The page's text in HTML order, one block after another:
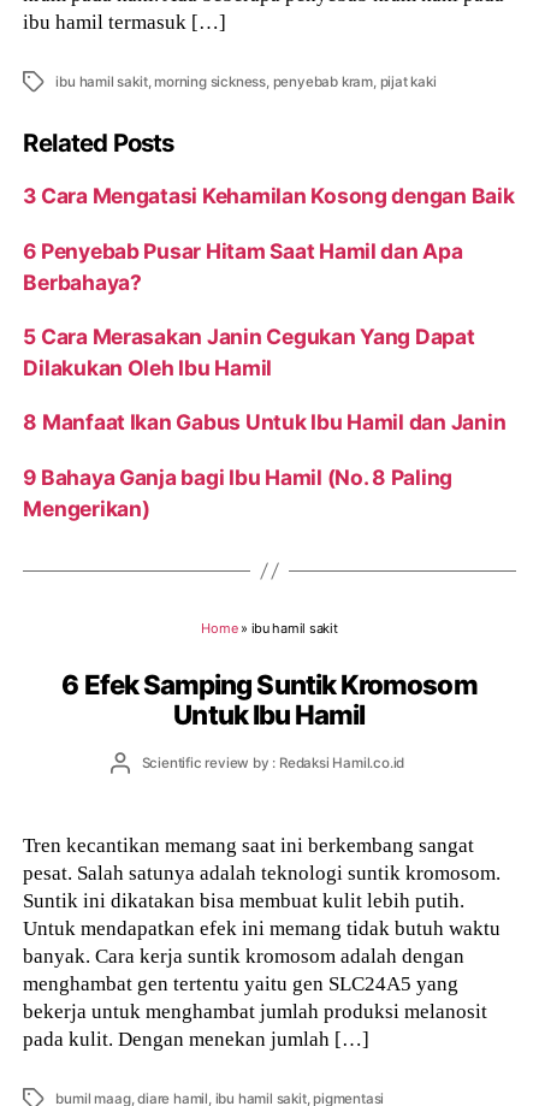
ibu hamil termasuk […]
Tags ibu hamil sakit,morning sickness penyebab kram pijat kaki
Related Posts
3 Cara Mengatasi Kehamilan Kosong dengan Baik
6 Penyebab Pusar Hitam Saat Hamil dan Apa
Berbahaya?
5 Cara Merasakan Janin Cegukan Yang Dapat
Dilakukan Oleh Ibu Hamil
8 Manfaat Ikan Gabus Untuk Ibu Hamil dan Janin
9 Bahaya Ganja bagi Ibu Hamil (No. 8 Paling
Mengerikan)
Home» ibu hamil sakit
6 Efek Samping Suntik Kromosom
Untuk Ibu Hamil
PostScientific review by : Redaksi Hamil.co.id
Tren kecantikan memang saat ini berkembang sangat
pesat. Salah satunya adalah teknologi suntik kromosom.
Suntik ini dikatakan bisa membuat kulit lebih putih.
Untuk mendapatkan efek ini memang tidak butuh waktu
banyak. Cara kerja suntik kromosom adalah dengan
menghambat gen tertentu yaitu gen SLC24A5 yang
bekerja untuk menghambat jumlah produksi melanosit
pada kulit. Dengan menekan jumlah […]
Tags bumil maag,diare hamil ibu hamil sakit,pigmentasi